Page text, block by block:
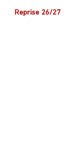
Reprise 26/27